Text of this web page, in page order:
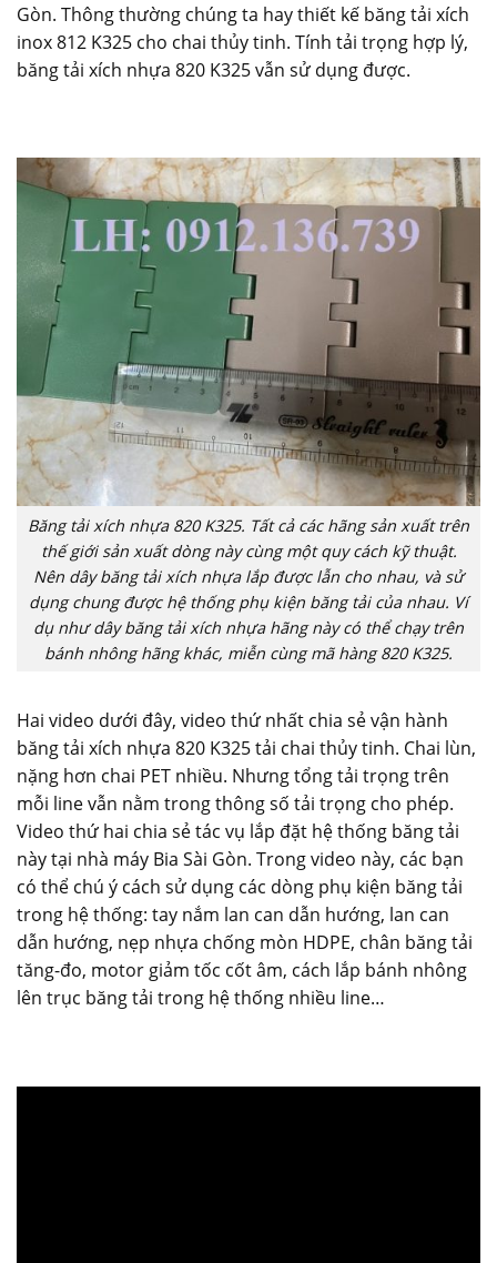
Gòn. Thông thường chúng ta hay thiết kế băng tải xích
inox 812 K325 cho chai thủy tinh. Tính tải trọng hợp lý,
băng tải xích nhựa 820 K325 vẫn sử dụng được.
Băng tải xích nhựa 820 K325. Tất cả các hãng sản xuất trên
thế giới sản xuất dòng này cùng một quy cách kỹ thuật.
Nên dây băng tải xích nhựa lắp được lẫn cho nhau, và sử
dụng chung được hệ thống phụ kiện băng tải của nhau. Ví
dụ như dây băng tải xích nhựa hãng này có thể chạy trên
bánh nhông hãng khác, miễn cùng mã hàng 820 K325.
Hai video dưới đây, video thứ nhất chia sẻ vận hành
băng tải xích nhựa 820 K325 tải chai thủy tinh. Chai lùn,
nặng hơn chai PET nhiều. Nhưng tổng tải trọng trên
mỗi line vẫn nằm trong thông số tải trọng cho phép.
Video thứ hai chia sẻ tác vụ lắp đặt hệ thống băng tải
này tại nhà máy Bia Sài Gòn. Trong video này, các bạn
có thể chú ý cách sử dụng các dòng phụ kiện băng tải
trong hệ thống: tay nắm lan can dẫn hướng, lan can
dẫn hướng, nẹp nhựa chống mòn HDPE, chân băng tải
tăng-đo, motor giảm tốc cốt âm, cách lắp bánh nhông
lên trục băng tải trong hệ thống nhiều line…